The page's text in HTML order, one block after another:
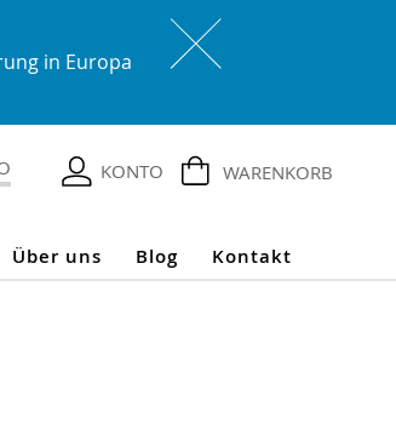
in Europa
WARENKORB
KONTO
Über uns Blog Kontakt